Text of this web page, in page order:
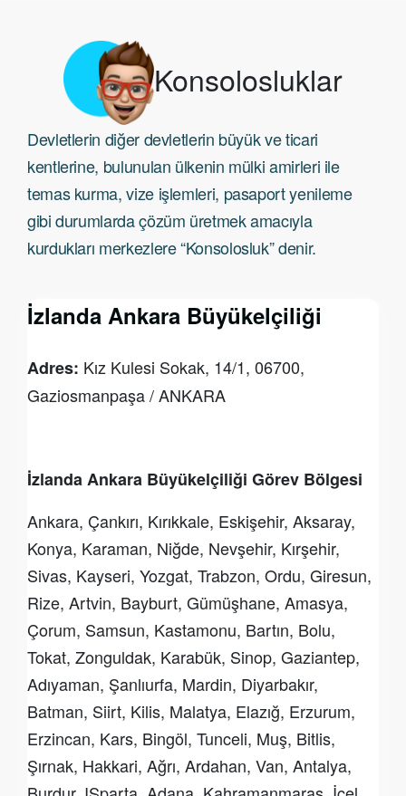
Konsolosluklar
Devletlerin diğer devletlerin büyük ve ticari
kentlerine, bulunulan ülkenin mülki amirleri ile
temas kurma, vize işlemleri, pasaport yenileme
gibi durumlarda çözüm üretmek amacıyla
kurdukları merkezlere “Konsolosluk” denir.
İzlanda Ankara Büyükelçiliği
Adres: Kız Kulesi Sokak, 14/1, 06700,
Gaziosmanpaşa / ANKARA
İzlanda Ankara Büyükelçiliği Görev Bölgesi
Ankara, Çankırı, Kırıkkale, Eskişehir, Aksaray,
Konya, Karaman, Niğde, Nevşehir, Kırşehir,
Sivas, Kayseri, Yozgat, Trabzon, Ordu, Giresun,
Rize, Artvin, Bayburt, Gümüşhane, Amasya,
Çorum, Samsun, Kastamonu, Bartın, Bolu,
Tokat, Zonguldak, Karabük, Sinop, Gaziantep,
Adıyaman, Şanlıurfa, Mardin, Diyarbakır,
Batman, Siirt, Kilis, Malatya, Elazığ, Erzurum,
Erzincan, Kars, Bingöl, Tunceli, Muş, Bitlis,
Şırnak, Hakkari, Ağrı, Ardahan, Van, Antalya,